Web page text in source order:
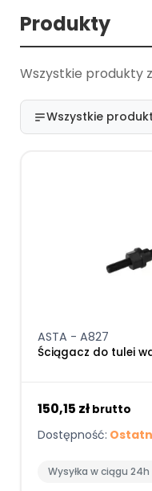
Produkty
Wszystkie produkty
Wszystkie
ASTA - A827
Ściągacz do tulei
150,15 zł brutto
Dostępność:
Wysyłka w ciągu 24h